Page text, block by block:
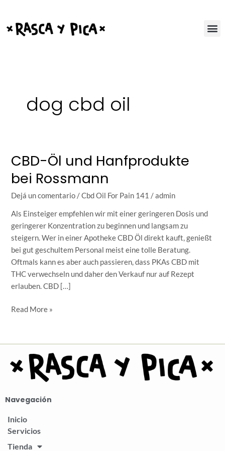
contenido
dog cbd oil
CBD-Öl und Hanfprodukte
bei Rossmann
Dejá un comentario /Cbd Oil For Pain 141 /admin
Als Einsteiger empfehlen wir mit einer geringeren Dosis und
geringerer Konzentration zu beginnen und langsam zu
steigern. Wer in einer Apotheke CBD Öl direkt kauft, genießt
bei gut geschultem Personal meist eine tolle Beratung.
Oftmals kann es aber auch passieren, dass PKAs CBD mit
THC verwechseln und daher den Verkauf nur auf Rezept
erlauben. CBD […]
CBD-
und
Hanfprodukte
Rossmann
Read More »
Navegación
Inicio
Servicios
Tienda